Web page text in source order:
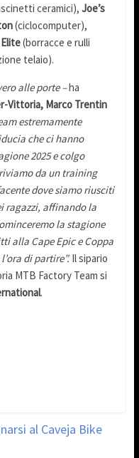
ceramici), Joe’s
(ciclocomputer),
Elite(borracce e rulli
telaio).
alle porte –ha
Vittoria, Marco Trentin
estremamente
che ci hanno
2025 e colgo
da un training
dove siamo riusciti
ragazzi, affinando la
la stagione
alla Cape Epic e Coppa
di partire”.Il sipario
MTB Factory Team si
.
al Caveja Bike